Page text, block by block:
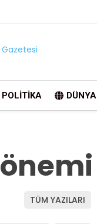
POLITIKA DÜNYA
TÜM YAZILARI